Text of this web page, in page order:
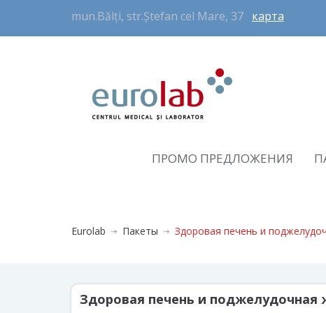
mun.Bălți, str.Ștefan cel Mare, 37 карта
ПРОМО ПРЕДЛОЖЕНИЯ
Eurolab Пакеты Здоровая печень и
Здоровая печень и поджелудочная